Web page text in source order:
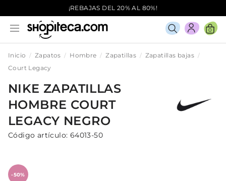
¡REBAJAS DEL 20% AL 80%!
0
Inicio Zapatos Hombre Zapatillas
Zapatillas bajas
Court Legacy
NIKE ZAPATILLAS
HOMBRE COURT
LEGACY NEGRO
Código artículo: 64013-50
-50%